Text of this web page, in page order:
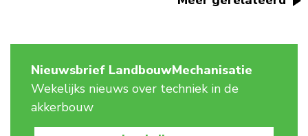
Nieuwsbrief LandbouwMechanisatie
Wekelijks nieuws over techniek in de
akkerbouw